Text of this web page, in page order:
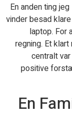
En anden ting
vinder besad
laptop. For
regning. Et
centralt
positive
En